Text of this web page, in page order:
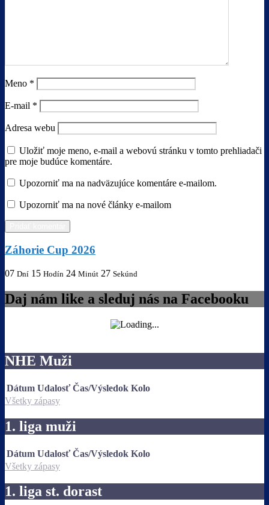
Meno *
E-mail *
Adresa webu
Uložiť moje meno, e-mail a webovú stránku v tomto prehliadači
pre moje budúce komentáre.
Upozorniť ma na nadväzujúce komentáre e-mailom.
Upozorniť ma na nové články e-mailom
Záhorie Cup 2026
07 Dní 15 Hodín 24 Minút 27 Sekúnd
Daj nám like a sleduj nás na Facebooku
NHE Muži
Dátum Udalosť Čas/Výsledok Kolo
Všetky zápasy
1. liga muži
Dátum Udalosť Čas/Výsledok Kolo
Všetky zápasy
1. liga st. dorast